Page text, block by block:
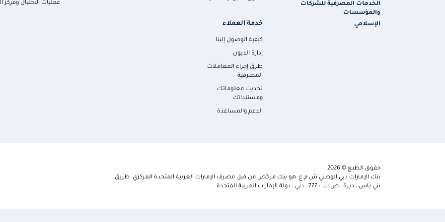
الخدمات المصرفية للشركات
والمؤسسات
الإسلامي
عمليات الاحتيال ومركز
خدمة العملاء
كيفية الوصول إلينا
إدارة الديون
طرق إجراء المعاملات
المصرفية
تحديث معلوماتك
ومستنداتك
الدعم والمساعدة
حقوق الطبع © 2026
بنك الإمارات دبي الوطني ش.م.ع. هو بنك مرخّص من قبل مصرف الإمارات العربية المتحدة المركزي. طريق
بني ياس ، ديرة ، ص.ب. : 777 ، دبي ، دولة الإمارات العربية المتحدة